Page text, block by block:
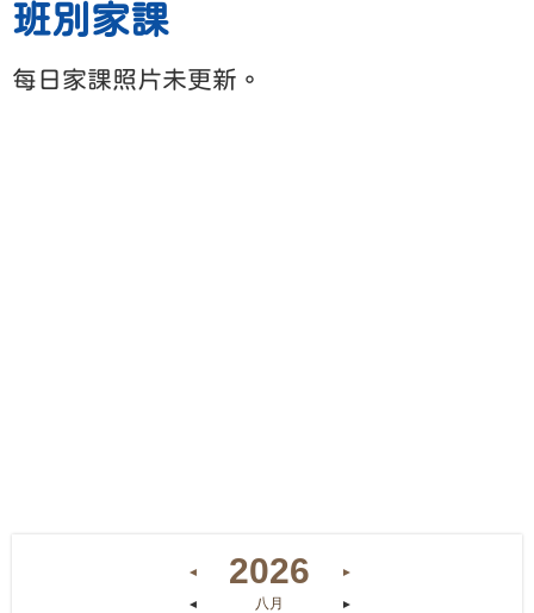
班別家課
每日家課照片未更新。
◄ 2026 ►
◄ 八月 ►